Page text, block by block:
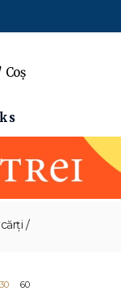
Coș
/
30 60